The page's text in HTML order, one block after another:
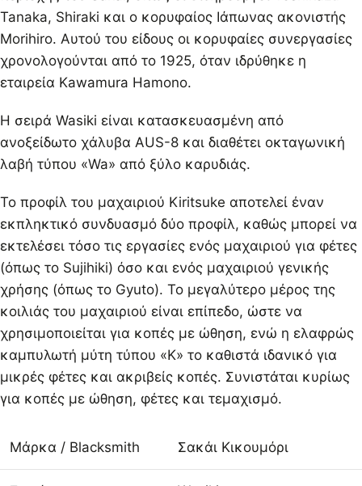
Tanaka, Shiraki και ο κορυφαίος Ιάπωνας ακονιστής
Morihiro. Αυτού του είδους οι κορυφαίες συνεργασίες
χρονολογούνται από το 1925, όταν ιδρύθηκε η
εταιρεία Kawamura Hamono.
Η σειρά Wasiki είναι κατασκευασμένη από
ανοξείδωτο χάλυβα AUS-8 και διαθέτει οκταγωνική
λαβή τύπου «Wa» από ξύλο καρυδιάς.
Το προφίλ του μαχαιριού Kiritsuke αποτελεί έναν
εκπληκτικό συνδυασμό δύο προφίλ, καθώς μπορεί να
εκτελέσει τόσο τις εργασίες ενός μαχαιριού για φέτες
(όπως το Sujihiki) όσο και ενός μαχαιριού γενικής
χρήσης (όπως το Gyuto). Το μεγαλύτερο μέρος της
κοιλιάς του μαχαιριού είναι επίπεδο, ώστε να
χρησιμοποιείται για κοπές με ώθηση, ενώ η ελαφρώς
καμπυλωτή μύτη τύπου «K» το καθιστά ιδανικό για
μικρές φέτες και ακριβείς κοπές. Συνιστάται κυρίως
για κοπές με ώθηση, φέτες και τεμαχισμό.
Μάρκα / Blacksmith Σακάι Κικουμόρι